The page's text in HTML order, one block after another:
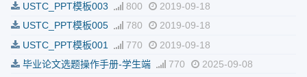
USTC_PPT模板003
800
2019-09-18
USTC_PPT模板005
780
2019-09-18
USTC_PPT模板001
770
2019-09-18
毕业论文选题操作手册-学生端
770
2025-09-08